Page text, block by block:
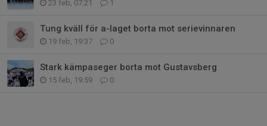
23 feb, 07:21 1
Tung kväll för a-laget borta mot serievinnaren
19 feb, 19:37 0
Stark kämpaseger borta mot Gustavsberg
15 feb, 19:59 0